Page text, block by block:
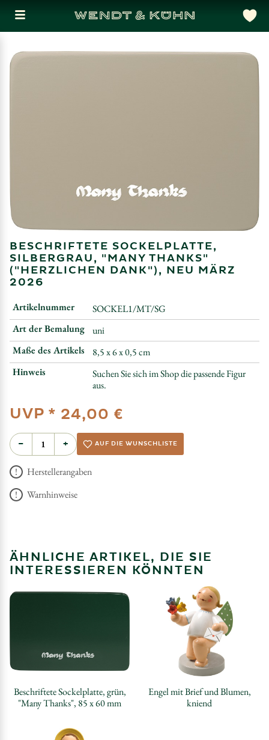
BESCHRIFTETE SOCKELPLATTE,
SILBERGRAU, "MANY THANKS"
("HERZLICHEN DANK"), NEU MÄRZ
2026
Artikelnummer
SOCKEL1/MT/SG
Art der Bemalung
uni
Maße des Artikels
8,5 x 6 x 0,5 cm
Hinweis
Suchen Sie sich im Shop die passende Figur
aus.
UVP * 24,00 €
− + AUF DIE WUNSCHLISTE
Herstellerangaben
Warnhinweise
ÄHNLICHE ARTIKEL, DIE SIE
INTERESSIEREN KÖNNTEN
Beschriftete Sockelplatte, grün,
"Many Thanks", 85 x 60 mm
Engel mit Brief und Blumen,
kniend